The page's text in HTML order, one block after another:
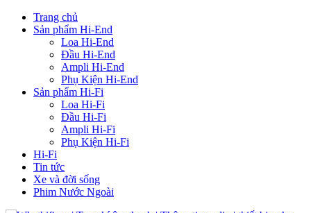
Trang chủ
Sản phẩm Hi-End
Loa Hi-End
Đầu Hi-End
Ampli Hi-End
Phụ Kiện Hi-End
Sản phẩm Hi-Fi
Loa Hi-Fi
Đầu Hi-Fi
Ampli Hi-Fi
Phụ Kiện Hi-Fi
Hi-Fi
Tin tức
Xe và đời sống
Phim Nước Ngoài